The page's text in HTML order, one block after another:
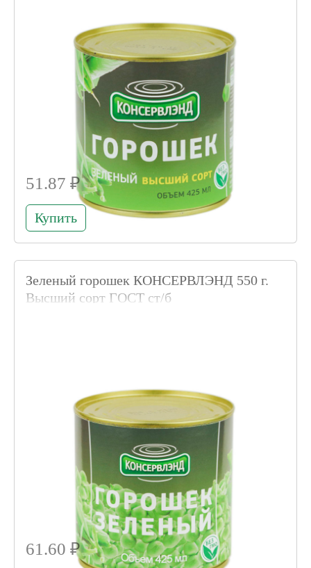
51.87 ₽
Купить
Зеленый горошек КОНСЕРВЛЭНД 550 г.
Высший сорт ГОСТ ст/б
61.60 ₽